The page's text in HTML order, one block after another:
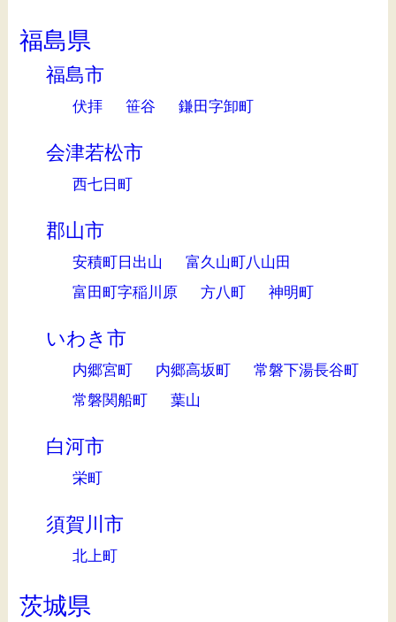
福島県
福島市
伏拝 笹谷 鎌田字卸町
会津若松市
西七日町
郡山市
安積町日出山
富久山町八山田
富田町字稲川原
方八町 神明町
いわき市
内郷宮町 内郷高坂町
常磐下湯長谷町
常磐関船町
葉山
白河市
栄町
須賀川市
北上町
茨城県